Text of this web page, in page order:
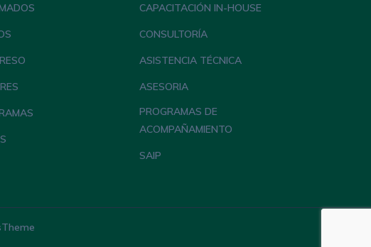
CAPACITACIÓN IN-HOUSE
CONSULTORÍA
ASISTENCIA TÉCNICA
ASESORIA
PROGRAMAS DE
ACOMPAÑAMIENTO
SAIP